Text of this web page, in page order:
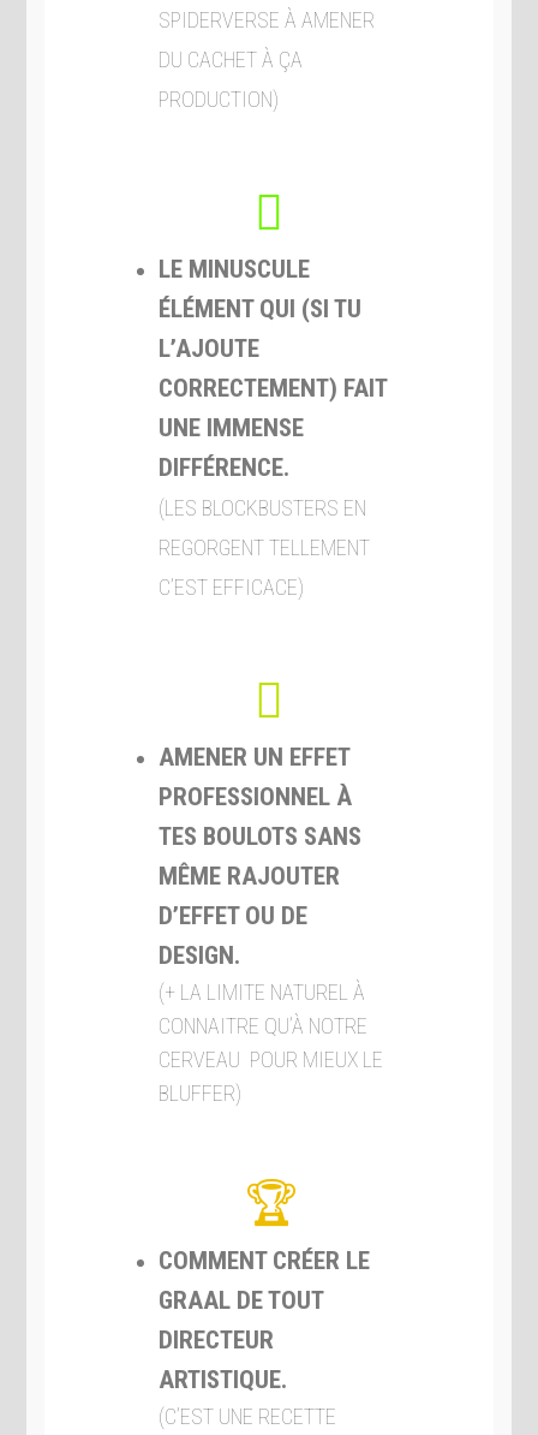
SPIDERVERSE À AMENER
DU CACHET À ÇA
PRODUCTION)
LE MINUSCULE
ÉLÉMENT QUI (SI TU
L’AJOUTE
CORRECTEMENT) FAIT
UNE IMMENSE
DIFFÉRENCE.
(LES BLOCKBUSTERS EN
REGORGENT TELLEMENT
C’EST EFFICACE)
AMENER UN EFFET
PROFESSIONNEL À
TES BOULOTS SANS
MÊME RAJOUTER
D’EFFET OU DE
DESIGN.
(+ LA LIMITE NATUREL À
CONNAITRE QU’À NOTRE
CERVEAU POUR MIEUX LE
BLUFFER)
COMMENT CRÉER LE
GRAAL DE TOUT
DIRECTEUR
ARTISTIQUE.
(C’EST UNE RECETTE